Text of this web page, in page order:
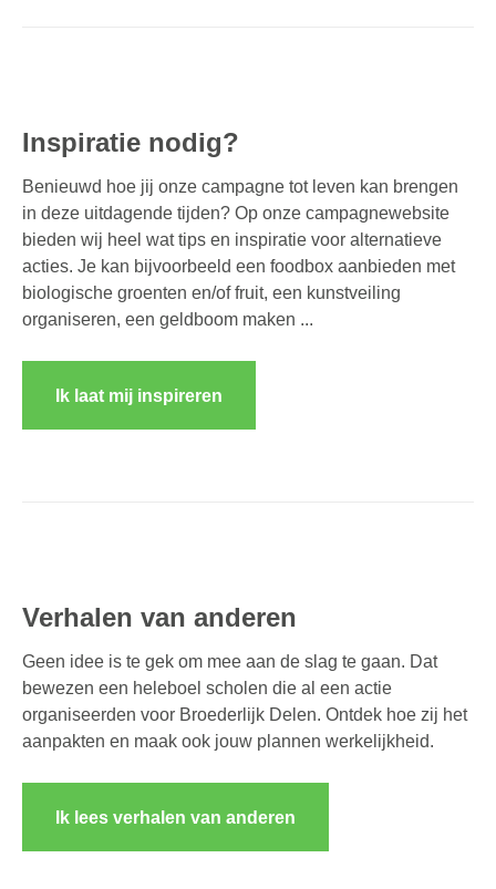
Inspiratie nodig?
Benieuwd hoe jij onze campagne tot leven kan brengen
in deze uitdagende tijden? Op onze campagnewebsite
bieden wij heel wat tips en inspiratie voor alternatieve
acties. Je kan bijvoorbeeld een foodbox aanbieden met
biologische groenten en/of fruit, een kunstveiling
organiseren, een geldboom maken ...
Ik laat mij inspireren
Verhalen van anderen
Geen idee is te gek om mee aan de slag te gaan. Dat
bewezen een heleboel scholen die al een actie
organiseerden voor Broederlijk Delen. Ontdek hoe zij het
aanpakten en maak ook jouw plannen werkelijkheid.
Ik lees verhalen van anderen